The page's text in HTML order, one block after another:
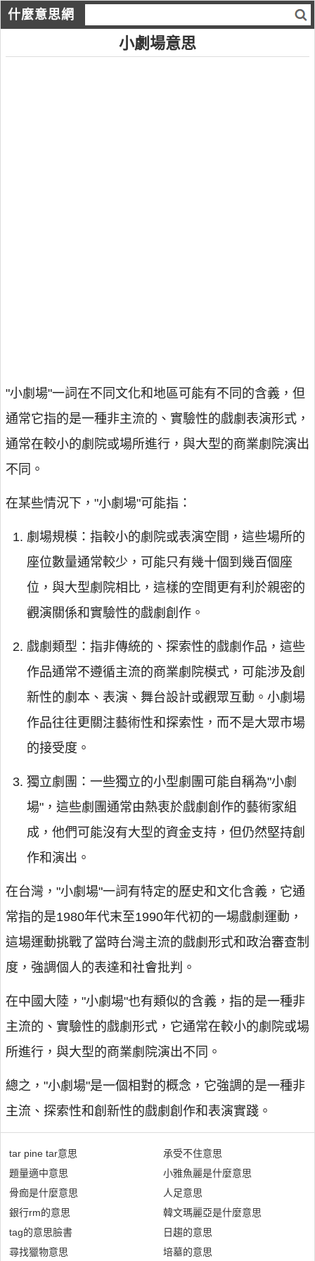
什麼意思網
小劇場意思
"小劇場"一詞在不同文化和地區可能有不同的含義，但
通常它指的是一種非主流的、實驗性的戲劇表演形式，
通常在較小的劇院或場所進行，與大型的商業劇院演出
不同。
在某些情況下，"小劇場"可能指：
劇場規模：指較小的劇院或表演空間，這些場所的
座位數量通常較少，可能只有幾十個到幾百個座
位，與大型劇院相比，這樣的空間更有利於親密的
觀演關係和實驗性的戲劇創作。
戲劇類型：指非傳統的、探索性的戲劇作品，這些
作品通常不遵循主流的商業劇院模式，可能涉及創
新性的劇本、表演、舞台設計或觀眾互動。小劇場
作品往往更關注藝術性和探索性，而不是大眾市場
的接受度。
獨立劇團：一些獨立的小型劇團可能自稱為"小劇
場"，這些劇團通常由熱衷於戲劇創作的藝術家組
成，他們可能沒有大型的資金支持，但仍然堅持創
作和演出。
在台灣，"小劇場"一詞有特定的歷史和文化含義，它通
常指的是1980年代末至1990年代初的一場戲劇運動，
這場運動挑戰了當時台灣主流的戲劇形式和政治審查制
度，強調個人的表達和社會批判。
在中國大陸，"小劇場"也有類似的含義，指的是一種非
主流的、實驗性的戲劇形式，它通常在較小的劇院或場
所進行，與大型的商業劇院演出不同。
總之，"小劇場"是一個相對的概念，它強調的是一種非
主流、探索性和創新性的戲劇創作和表演實踐。
tar pine tar意思
題量適中意思
骨痂是什麼意思
銀行rm的意思
tag的意思臉書
尋找獵物意思
承受不住意思
小雅魚麗是什麼意思
人足意思
韓文瑪麗亞是什麼意思
日趨的意思
培墓的意思